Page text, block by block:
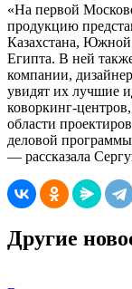
«На первой
продукцию
Казахстана,
Египта. В ней
компании,
увидят их лучшие
коворкинг-
области
деловой программы
— рассказала
Другие